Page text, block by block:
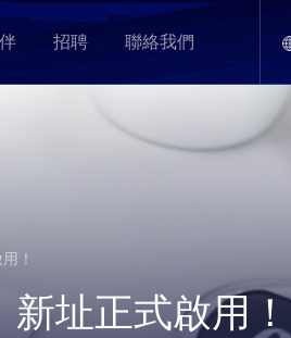
招聘 聯絡我們
！
址正式啟用！